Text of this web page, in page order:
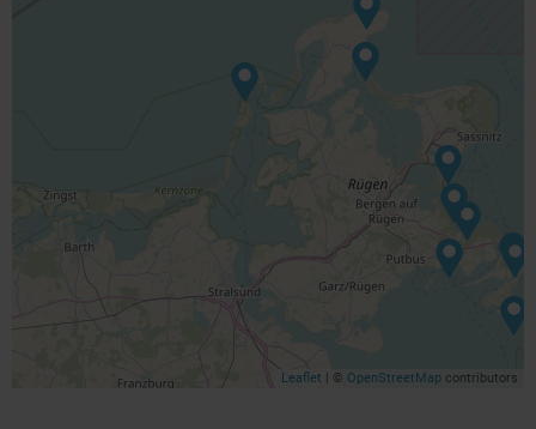
Auszeit & Wellness
Häuser auf dem Wasser
Top Seen nach Regionen
Deutschlands Lieblingsseen
Seen in Europa
Leaflet | © OpenStreetMap contributors